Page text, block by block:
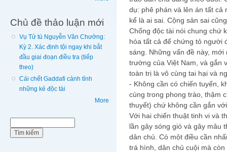
Chủ đề thảo luận mới
Vụ Tử tù Nguyễn Văn Chưởng:
Kỳ 2. Xác định tội ngay khi bắt
đầu giai đoạn điều tra (tiếp
theo)
Cái chết Gaddafi cảnh tỉnh
những kẻ độc tài
More
dụ: phê phán và lên án tất cả
kể là ai sai. Cộng sản sai
Chống độc tài nói chung chứ
hóa tất cả để chứng tỏ người
sáng. Những vấn đề này,
trường của Việt Nam, và gắn
toàn trị là vô cùng tai hại và
- Không cần có chiến tuyến,
cùng trong phong trào, thậm
thuyết) chứ không cần gắn
Với hai chiến thuật tinh vi và
lần gây sóng gió và gây mâu
dân chủ. Có một điều cần
trá hình, dân chủ cuội mà